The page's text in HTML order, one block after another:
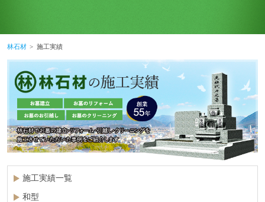
林石材 施工実績
施工実績一覧
和型